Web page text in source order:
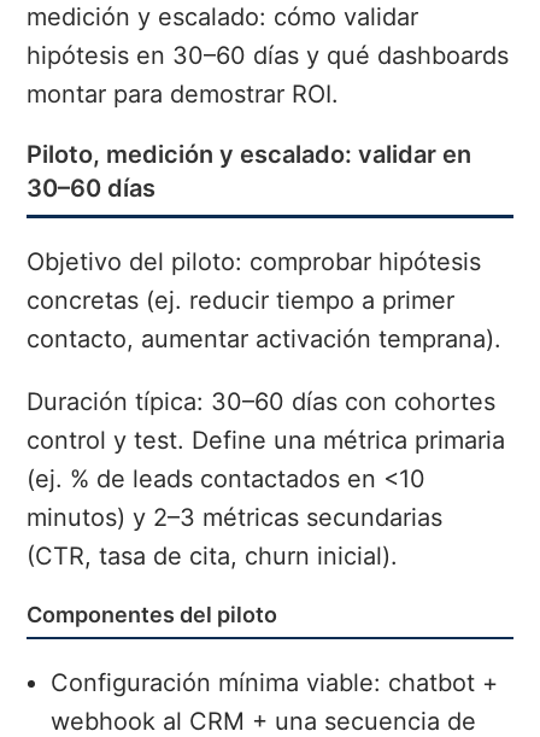
medición y escalado: cómo validar
hipótesis en 30–60 días y qué dashboards
montar para demostrar ROI.
Piloto, medición y escalado: validar en
30–60 días
Objetivo del piloto: comprobar hipótesis
concretas (ej. reducir tiempo a primer
contacto, aumentar activación temprana).
Duración típica: 30–60 días con cohortes
control y test. Define una métrica primaria
(ej. % de leads contactados en <10
minutos) y 2–3 métricas secundarias
(CTR, tasa de cita, churn inicial).
Componentes del piloto
Configuración mínima viable: chatbot +
webhook al CRM + una secuencia de